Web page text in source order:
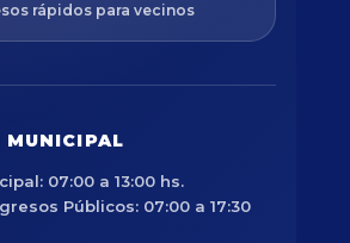
rápidos para vecinos
07:00 a 13:00 hs.
Públicos: 07:00 a 17:30